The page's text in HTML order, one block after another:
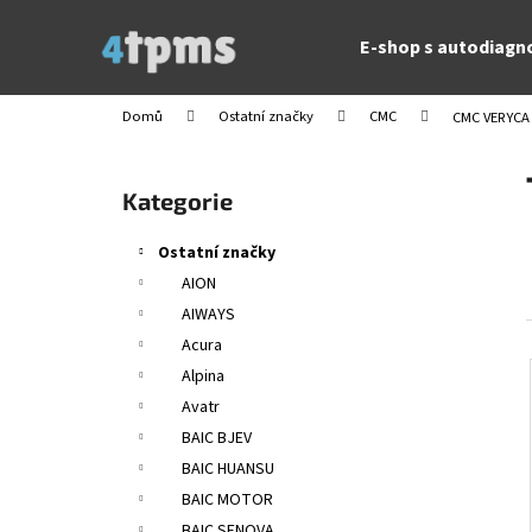
E-shop s
Domů Ostatní značky CMC CMC VERYCA
Přeskočit
kategorie
Kategorie
Ostatní značky
AION
AIWAYS
Acura
Alpina
Avatr
BAIC BJEV
BAIC HUANSU
BAIC MOTOR
í
Zpět
do
Zpět
do